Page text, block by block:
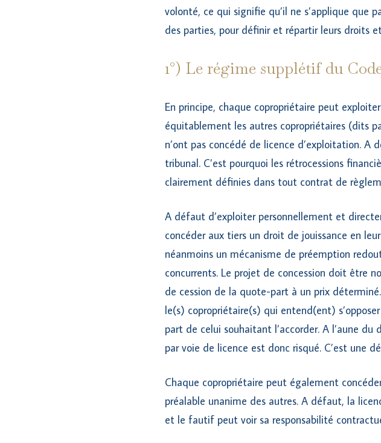
volonté, ce qui signifie qu’il ne s’applique que
des parties, pour définir et répartir leurs droits
1°) Le régime supplétif du
En principe, chaque copropriétaire peut
équitablement les autres copropriétaires (dits
n’ont pas concédé de licence d’exploitation.
tribunal. C’est pourquoi les rétrocessions
clairement définies dans tout contrat de
A défaut d’exploiter personnellement et
concéder aux tiers un droit de jouissance en
néanmoins un mécanisme de préemption
concurrents. Le projet de concession doit être
de cession de la quote-part à un prix
le(s) copropriétaire(s) qui entend(ent)
part de celui souhaitant l’accorder. A l’aune
par voie de licence est donc risqué. C’est une
Chaque copropriétaire peut également
préalable unanime des autres. A défaut, la
et le fautif peut voir sa responsabilité